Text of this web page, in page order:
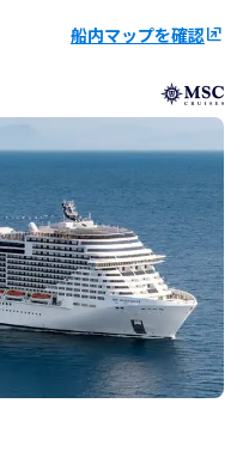
船内マップを確認ungroup